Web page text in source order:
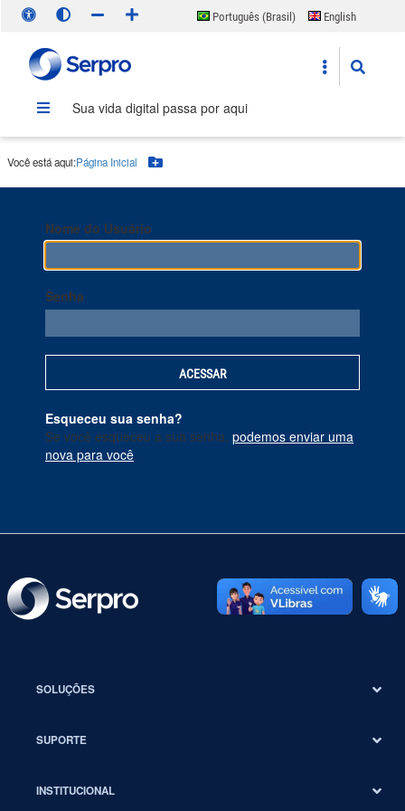
Português (Brasil)
English
Sua vida digital passa por aqui
Você está aqui:Página Inicial Botão Menu
Nome do Usuário
Senha
Esqueceu sua senha?
Se você esqueceu a sua senha, podemos enviar uma
nova para você
SOLUÇÕES
SUPORTE
INSTITUCIONAL